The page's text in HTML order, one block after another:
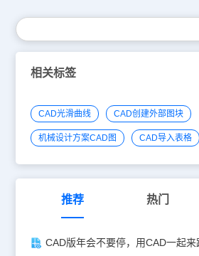
相关标签
CAD光滑曲线 CAD创建外部图块
机械设计方案CAD图 CAD导入表格
推荐 热门
CAD版年会不要停，用CAD一起来